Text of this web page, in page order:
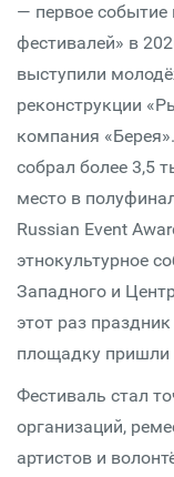
— первое событие
фестивалей» в
выступили
реконструкции
компания
собрал более 3,5
место в
Russian Event
этнокультурное
Западного и
этот раз
площадку пришли
Фестиваль стал
организаций,
артистов и